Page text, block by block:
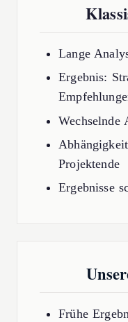
Lange
Ergebnis:
Wechselnde
Projektende
Ergebnisse
Frühe